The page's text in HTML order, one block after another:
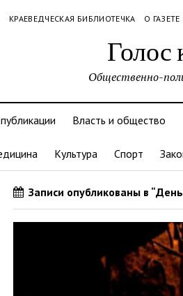
КРАЕВЕДЧЕСКАЯ БИБЛИОТЕЧКА О ГАЗЕТЕ
Голос
Общественно-
Власть и общество
Культура Спорт
Записи опубликованы в